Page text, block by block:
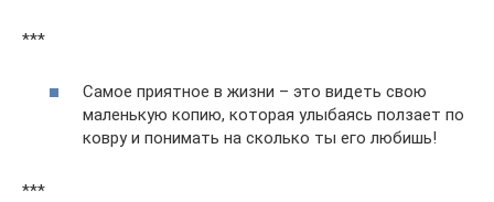
***
Самое приятное в жизни – это видеть свою
маленькую копию, которая улыбаясь ползает по
ковру и понимать на сколько ты его любишь!
***